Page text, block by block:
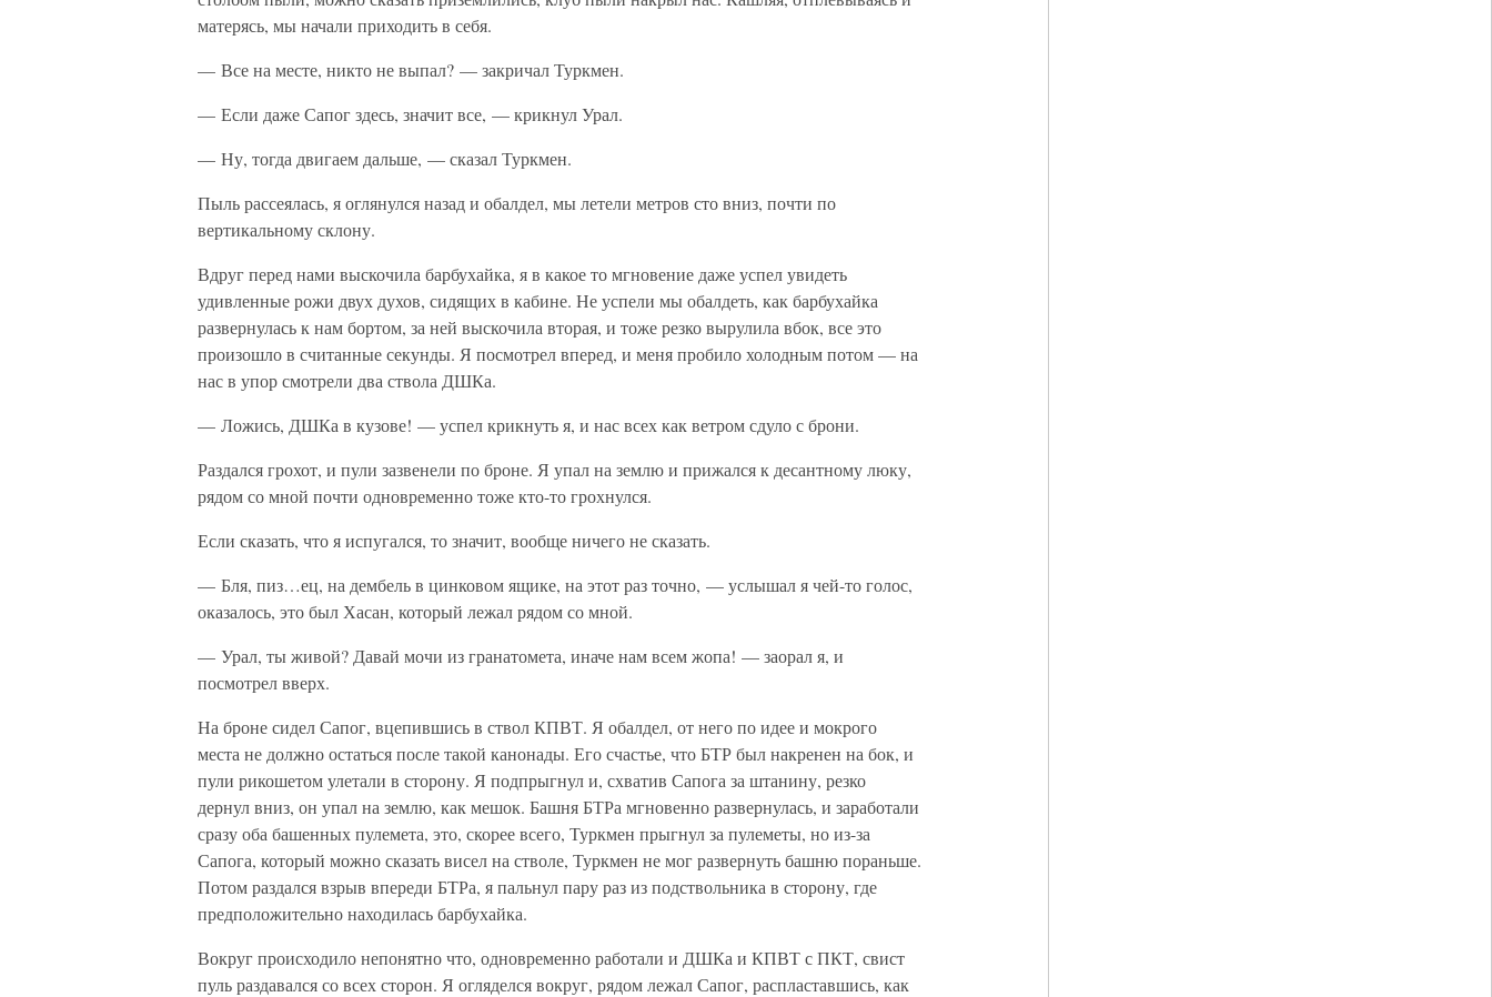
матерясь, мы начали приходить в себя.
— Все на месте, никто не выпал? — закричал Туркмен.
— Если даже Сапог здесь, значит все, — крикнул Урал.
— Ну, тогда двигаем дальше, — сказал Туркмен.
Пыль рассеялась, я оглянулся назад и обалдел, мы летели метров сто вниз, почти по
вертикальному склону.
Вдруг перед нами выскочила барбухайка, я в какое то мгновение даже успел увидеть
удивленные рожи двух духов, сидящих в кабине. Не успели мы обалдеть, как барбухайка
развернулась к нам бортом, за ней выскочила вторая, и тоже резко вырулила вбок, все это
произошло в считанные секунды. Я посмотрел вперед, и меня пробило холодным потом — на
нас в упор смотрели два ствола ДШКа.
— Ложись, ДШКа в кузове! — успел крикнуть я, и нас всех как ветром сдуло с брони.
Раздался грохот, и пули зазвенели по броне. Я упал на землю и прижался к десантному люку,
рядом со мной почти одновременно тоже кто-то грохнулся.
Если сказать, что я испугался, то значит, вообще ничего не сказать.
— Бля, пиз…ец, на дембель в цинковом ящике, на этот раз точно, — услышал я чей-то голос,
оказалось, это был Хасан, который лежал рядом со мной.
— Урал, ты живой? Давай мочи из гранатомета, иначе нам всем жопа! — заорал я, и
посмотрел вверх.
На броне сидел Сапог, вцепившись в ствол КПВТ. Я обалдел, от него по идее и мокрого
места не должно остаться после такой канонады. Его счастье, что БТР был накренен на бок, и
пули рикошетом улетали в сторону. Я подпрыгнул и, схватив Сапога за штанину, резко
дернул вниз, он упал на землю, как мешок. Башня БТРа мгновенно развернулась, и заработали
сразу оба башенных пулемета, это, скорее всего, Туркмен прыгнул за пулеметы, но из-за
Сапога, который можно сказать висел на стволе, Туркмен не мог развернуть башню пораньше.
Потом раздался взрыв впереди БТРа, я пальнул пару раз из подствольника в сторону, где
предположительно находилась барбухайка.
Вокруг происходило непонятно что, одновременно работали и ДШКа и КПВТ с ПКТ, свист
пуль раздавался со всех сторон. Я огляделся вокруг, рядом лежал Сапог, распластавшись, как